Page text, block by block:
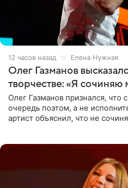
12 часов назад Елена Нужная
Олег Газманов
творчестве: «Я сочиняю
Олег Газманов признался, что
очередь поэтом, а не
артист объяснил, что не